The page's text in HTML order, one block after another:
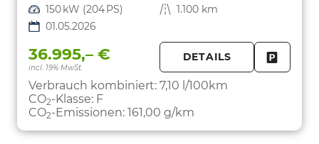
Leistung 150 kW (204 PS) Kilometerstand 1.100 km
01.05.2026
36.995,– €
incl. 19% MwSt.
DETAILS
Verbrauch kombiniert: 7,10 l/100km
CO2-Klasse: F
CO2-Emissionen: 161,00 g/km